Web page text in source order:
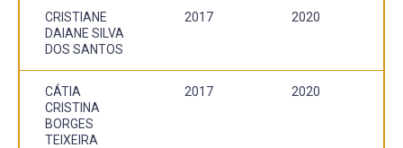
CRISTIANE
DAIANE SILVA
DOS SANTOS
2017 2020
CÁTIA
CRISTINA
BORGES
TEIXEIRA
2017 2020